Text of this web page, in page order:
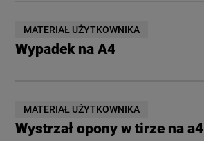
MATERIAŁ UŻYTKOWNIKA
Wypadek na A4
MATERIAŁ UŻYTKOWNIKA
Wystrzał opony w tirze na a4